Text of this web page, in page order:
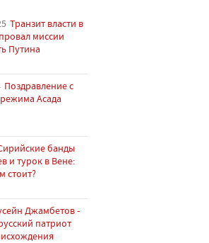
Транзит власти в
миссии
Путина
Поздравление с
Асада
банды
и турок в Вене:
стоит?
Джамбетов -
патриот